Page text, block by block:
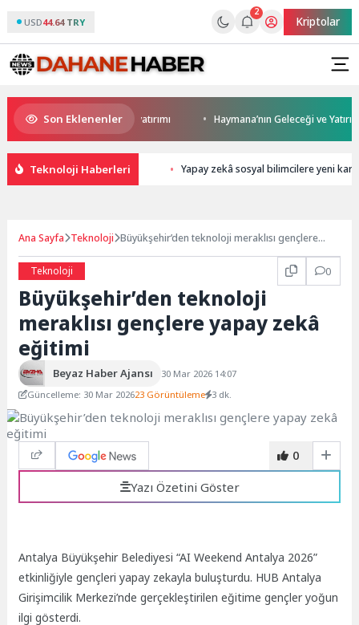
USD44.64 TRY
2
Kriptolar
Son Eklenenler
modern ulaşım yatırımı Haymana’nın Geleceği ve Yatırım
Teknoloji Haberleri Yapay zekâ sosyal bilimcilere yeni
Ana Sayfa Teknoloji Büyükşehir’den teknoloji meraklısı gençlere
Teknoloji
0
Büyükşehir’den teknoloji
meraklısı gençlere yapay zekâ
eğitimi
Beyaz Haber Ajansı
30 Mar 2026 14:07
Güncelleme: 30 Mar 202623 Görüntüleme 3 dk.
0
Yazı Özetini Göster
Antalya Büyükşehir Belediyesi “AI Weekend Antalya 2026”
etkinliğiyle gençleri yapay zekayla buluşturdu. HUB Antalya
Girişimcilik Merkezi’nde gerçekleştirilen eğitime gençler yoğun
ilgi gösterdi.